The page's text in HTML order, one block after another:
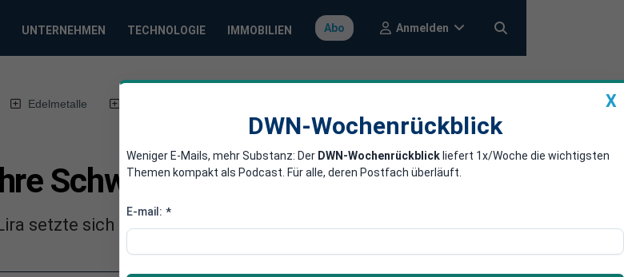
UNTERNEHMEN TECHNOLOGIE IMMOBILIEN Abo Anmelden
Edelmetalle
Schwächephase fort
setzte sich am Donnerstag fort.
X
DWN-Wochenrückblick
Weniger E-Mails, mehr Substanz: Der DWN-Wochenrückblick liefert 1x/Woche die wichtigsten
Themen kompakt als Podcast. Für alle, deren Postfach überläuft.
E-mail: *